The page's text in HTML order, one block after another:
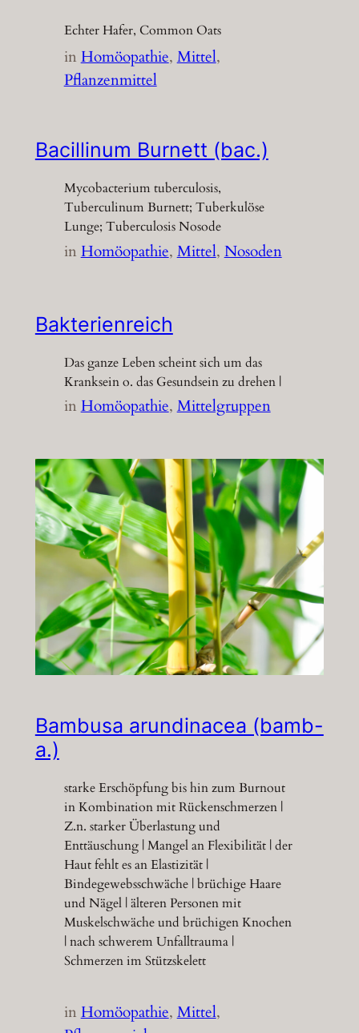
Echter Hafer, Common Oats
inHomöopathie, Mittel
Pflanzenmittel
Bacillinum Burnett (bac.)
Mycobacterium tuberculosis,
Tuberculinum Burnett; Tuberkulöse
Lunge; Tuberculosis Nosode
inHomöopathie, Mittel, Nosoden
Bakterienreich
Das ganze Leben scheint sich um das
Kranksein o. das Gesundsein zu drehen |
inHomöopathie, Mittelgruppen
Bambusa arundinacea (bamb-
a.)
starke Erschöpfung bis hin zum Burnout
in Kombination mit Rückenschmerzen |
Z.n. starker Überlastung und
Enttäuschung | Mangel an Flexibilität | der
Haut fehlt es an Elastizität |
Bindegewebsschwäche | brüchige Haare
und Nägel | älteren Personen mit
Muskelschwäche und brüchigen Knochen
| nach schwerem Unfalltrauma |
Schmerzen im Stützskelett
inHomöopathie, Mittel